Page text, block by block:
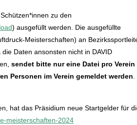
zu den
) ausgefüllt werden. Die ausgefüllte
Meisterschaften) an
Daten ansonsten nicht in DAVID
sendet bitte nur eine Datei pro Verein
Personen im Verein gemeldet werden
hat das Präsidium neue Startgelder für
meisterschaften-2024